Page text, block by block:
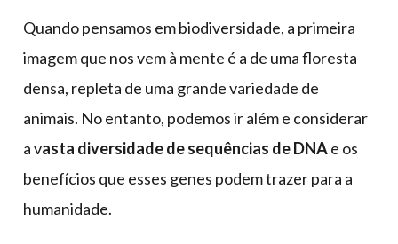
Quando pensamos em biodiversidade, a primeira
imagem que nos vem à mente é a de uma floresta
densa, repleta de uma grande variedade de
animais. No entanto, podemos ir além e considerar
a vasta diversidade de sequências de DNAe os
benefícios que esses genes podem trazer para a
humanidade.